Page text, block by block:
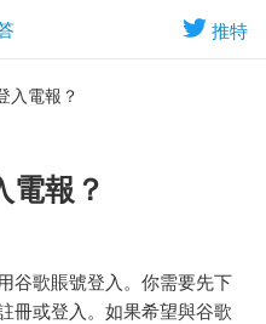
推特
入電報？
電報？
谷歌賬號登入。你需要先下
冊或登入。如果希望與谷歌